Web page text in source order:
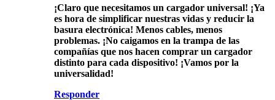
¡Claro que necesitamos un cargador universal! ¡Ya
es hora de simplificar nuestras vidas y reducir la
basura electrónica! Menos cables, menos
problemas. ¡No caigamos en la trampa de las
compañías que nos hacen comprar un cargador
distinto para cada dispositivo! ¡Vamos por la
universalidad!
Responder